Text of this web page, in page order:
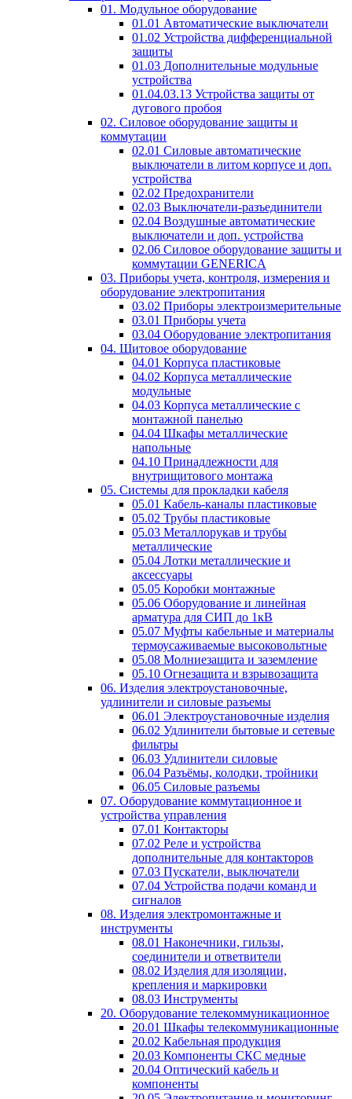
01. Модульное оборудование
01.01 Автоматические выключатели
01.02 Устройства дифференциальной
защиты
01.03 Дополнительные модульные
устройства
01.04.03.13 Устройства защиты от
дугового пробоя
02. Силовое оборудование защиты и
коммутации
02.01 Силовые автоматические
выключатели в литом корпусе и доп.
устройства
02.02 Предохранители
02.03 Выключатели-разъединители
02.04 Воздушные автоматические
выключатели и доп. устройства
02.06 Силовое оборудование защиты и
коммутации GENERICA
03. Приборы учета, контроля, измерения и
оборудование электропитания
03.02 Приборы электроизмерительные
03.01 Приборы учета
03.04 Оборудование электропитания
04. Щитовое оборудование
04.01 Корпуса пластиковые
04.02 Корпуса металлические
модульные
04.03 Корпуса металлические с
монтажной панелью
04.04 Шкафы металлические
напольные
04.10 Принадлежности для
внутрищитового монтажа
05. Системы для прокладки кабеля
05.01 Кабель-каналы пластиковые
05.02 Трубы пластиковые
05.03 Металлорукав и трубы
металлические
05.04 Лотки металлические и
аксессуары
05.05 Коробки монтажные
05.06 Оборудование и линейная
арматура для СИП до 1кВ
05.07 Муфты кабельные и материалы
термоусаживаемые высоковольтные
05.08 Молниезащита и заземление
05.10 Огнезащита и взрывозащита
06. Изделия электроустановочные,
удлинители и силовые разъемы
06.01 Электроустановочные изделия
06.02 Удлинители бытовые и сетевые
фильтры
06.03 Удлинители силовые
06.04 Разъёмы, колодки, тройники
06.05 Силовые разъемы
07. Оборудование коммутационное и
устройства управления
07.01 Контакторы
07.02 Реле и устройства
дополнительные для контакторов
07.03 Пускатели, выключатели
07.04 Устройства подачи команд и
сигналов
08. Изделия электромонтажные и
инструменты
08.01 Наконечники, гильзы,
соединители и ответвители
08.02 Изделия для изоляции,
крепления и маркировки
08.03 Инструменты
20. Оборудование телекоммуникационное
20.01 Шкафы телекоммуникационные
20.02 Кабельная продукция
20.03 Компоненты СКС медные
20.04 Оптический кабель и
компоненты